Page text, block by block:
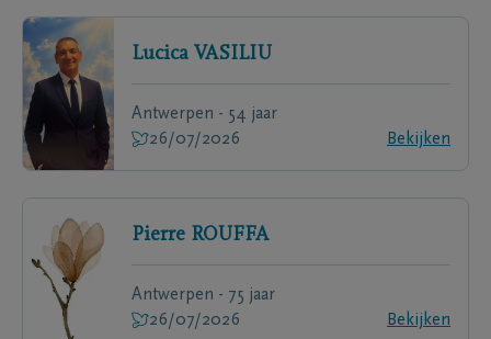
Lucica VASILIU
Antwerpen - 54 jaar
26/07/2026
Bekijken
Pierre ROUFFA
Antwerpen - 75 jaar
26/07/2026
Bekijken